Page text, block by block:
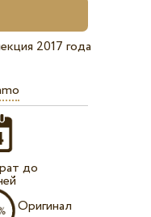
2017 года
до
Оригинал